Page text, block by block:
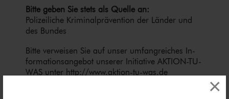
×
Bitte geben Sie stets als Quelle an:
Polizeiliche Kri­mi­nal­prä­ven­ti­on der Länder und
des Bundes
Bitte verweisen Sie auf unser umfangreiches In­
for­ma­ti­ons­an­ge­bot unserer Initiative AKTION-TU-
WAS unter http://​www.​aktion-​tu-​was.​de